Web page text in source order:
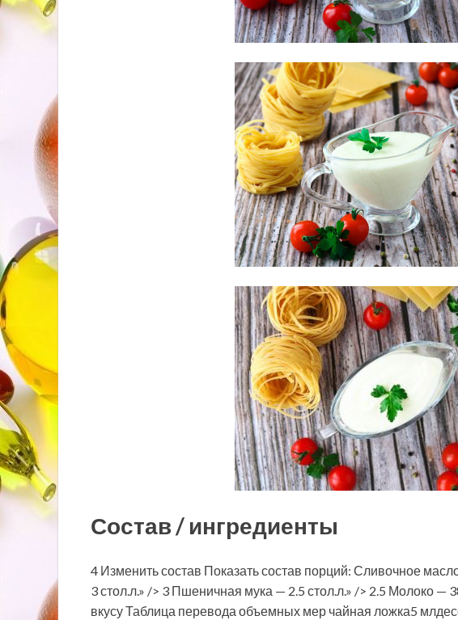
Состав / ингредиенты
4 Изменить состав Показать состав порций: Сливочное
3 стол.л.» /> 3 Пшеничная мука — 2.5 стол.л.» /> 2.5 Молоко —
вкусу Таблица перевода объемных мер чайная ложка5